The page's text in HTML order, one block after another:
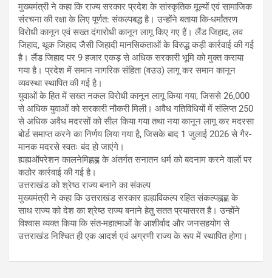
मुख्यमंत्री ने कहा कि राज्य सरकार प्रदेश के सांस्कृतिक मूल्यों एवं सामाजिक
संरचना की रक्षा के लिए पूर्णत: संकल्पबद्ध है। उन्होंने बताया कि-धर्मांतरण
विरोधी कानून एवं सख्त दंगारोधी कानून लागू किए गए हैं। लैंड जिहाद, लव
जिहाद, थूक जिहाद जैसी जिहादी मानसिकताओं के विरुद्ध कड़ी कार्रवाई की गई
है। लैंड जिहाद पर 9 हजार एकड़ से अधिक सरकारी भूमि को मुक्त कराया
गया है। प्रदेश में समान नागरिक संहिता (वउउ) लागू कर समान कानून
व्यवस्था स्थापित की गई है।
युवाओं के हित में सख्त नकल विरोधी कानून लागू किया गया, जिससे 26,000
से अधिक युवाओं को सरकारी नौकरी मिली। अवैध गतिविधियों में संलिप्त 250
से अधिक अवैध मदरसों को सील किया गया तथा नया कानून लागू कर मदरसा
बोर्ड समाप्त करने का निर्णय लिया गया है, जिसके बाद 1 जुलाई 2026 से गैर-
मानक मदरसे स्वतः बंद हो जाएंगे।
ह्यह्यऑपरेशन कालनेमिह्णह्ण के अंतर्गत सनातन धर्म को बदनाम करने वालों पर
कठोर कार्रवाई की गई है।
उत्तराखंड को श्रेष्ठ राज्य बनाने का संकल्प
मुख्यमंत्री ने कहा कि उत्तराखंड सरकार ह्यह्यविकल्प रहित संकल्पह्णह्ण के
साथ राज्य को देश का श्रेष्ठ राज्य बनाने हेतु सतत प्रयासरत है। उन्होंने
विश्वास व्यक्त किया कि संत-महात्माओं के आशीर्वाद और जनसहयोग से
उत्तराखंड निश्चित ही एक आदर्श एवं अग्रणी राज्य के रूप में स्थापित होगा।